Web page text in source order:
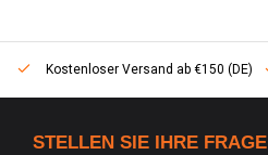
Kostenloser Versand ab €150 (DE)
STELLEN SIE IHRE FRAGE